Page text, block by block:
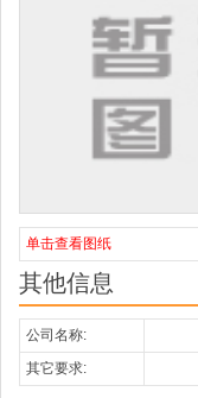
单击查看图纸
其他信息
公司名称:
其它要求: